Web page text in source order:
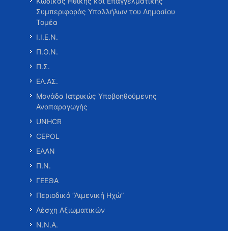
Συμπεριφοράς Υπαλλήλων του Δημοσίου
Τομέα
Ι.Ι.Ε.Ν.
Π.Ο.Ν.
Π.Σ.
ΕΛ.ΑΣ.
Μονάδα Ιατρικώς Υποβοηθούμενης
Αναπαραγωγής
UNHCR
CEPOL
ΕΑΑΝ
Π.Ν.
ΓΕΕΘΑ
Περιοδικό “Λιμενική Ηχώ”
Λέσχη Αξιωματικών
Ν.Ν.Α.